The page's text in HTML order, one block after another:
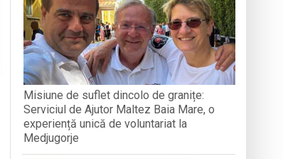
Misiune de suflet dincolo de granițe:
Serviciul de Ajutor Maltez Baia Mare, o
experiență unică de voluntariat la
Medjugorje